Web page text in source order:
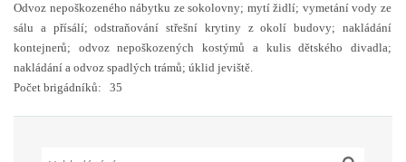
Mgr. Miroslava Cinkeisová
723 967 851
Mirkaci@email.cz
© 2026 eStránky.cz |RSS
Odvoz nepoškozeného nábytku ze sokolovny; mytí židlí; vymetání vody ze
sálu a přísálí; odstraňování střešní krytiny z okolí budovy; nakládání
kontejnerů; odvoz nepoškozených kostýmů a kulis dětského divadla;
nakládání a odvoz spadlých trámů; úklid jeviště.
Počet brigádníků: 35